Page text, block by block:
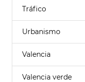
Tráfico
Urbanismo
Valencia
Valencia verde